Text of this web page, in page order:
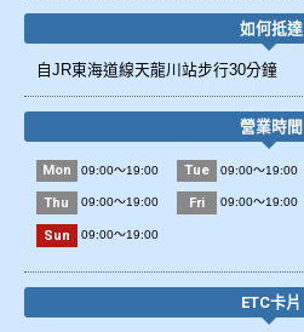
如何抵達
自JR東海道線天龍川站步行30分鐘
營業時間
Mon 09:00～19:00 Tue 09:00～19:00
Thu 09:00～19:00 Fri 09:00～19:00
Sun 09:00～19:00
ETC卡片